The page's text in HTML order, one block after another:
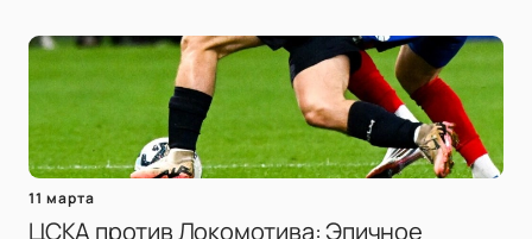
11 марта
ЦСКА против Локомотива: Эпичное